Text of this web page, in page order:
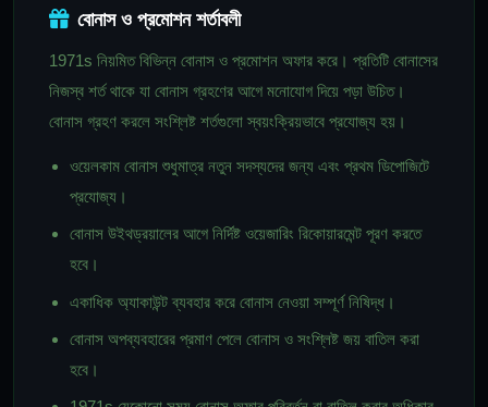
বোনাস ও প্রমোশন শর্তাবলী
1971s নিয়মিত বিভিন্ন বোনাস ও প্রমোশন অফার করে। প্রতিটি বোনাসের
নিজস্ব শর্ত থাকে যা বোনাস গ্রহণের আগে মনোযোগ দিয়ে পড়া উচিত।
বোনাস গ্রহণ করলে সংশ্লিষ্ট শর্তগুলো স্বয়ংক্রিয়ভাবে প্রযোজ্য হয়।
ওয়েলকাম বোনাস শুধুমাত্র নতুন সদস্যদের জন্য এবং প্রথম ডিপোজিটে
প্রযোজ্য।
বোনাস উইথড্রয়ালের আগে নির্দিষ্ট ওয়েজারিং রিকোয়ারমেন্ট পূরণ করতে
হবে।
একাধিক অ্যাকাউন্ট ব্যবহার করে বোনাস নেওয়া সম্পূর্ণ নিষিদ্ধ।
বোনাস অপব্যবহারের প্রমাণ পেলে বোনাস ও সংশ্লিষ্ট জয় বাতিল করা
হবে।